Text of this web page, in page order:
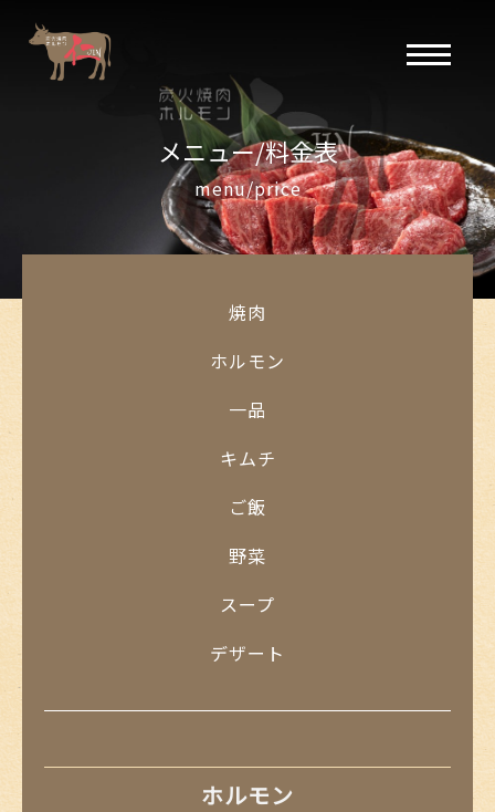
メニュー/料金表
menu/price
焼肉
ホルモン
一品
キムチ
ご飯
野菜
スープ
デザート
ホルモン